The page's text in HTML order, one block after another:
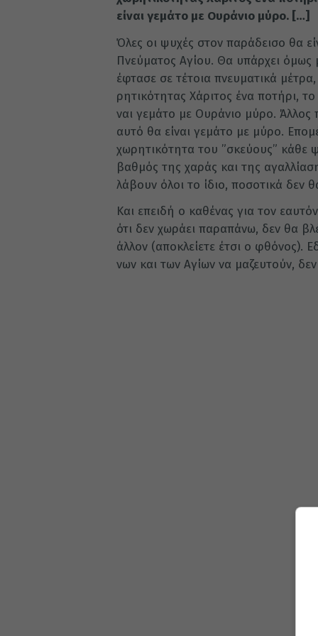
εί­ναι γε­μά­το με Ου­ρά­νιο μύρο. […]
Όλες οι ψυ­χές στον πα­ρά­δει­σο θα
Πνεύ­μα­τος Αγί­ου. Θα υπάρ­χει όμως
έφτα­σε σε τέ­τοια πνευ­μα­τι­κά
ρη­τι­κό­τη­τας Χά­ρι­τος ένα πο­τή­ρι,
ναι γε­μά­το με Ου­ρά­νιο μύρο. Άλ­λος
αυτό θα εί­ναι γε­μά­το με μύρο.
χω­ρη­τι­κό­τη­τα του ”σκεύ­ου­ς” κάθε
βαθ­μός της χα­ράς και της
λά­βουν όλοι το ίδιο, πο­σο­τι­κά δεν
Και επει­δή ο κα­θέ­νας για τον
ότι δεν χω­ρά­ει πα­ρα­πά­νω, δεν θα
άλ­λον (απο­κλεί­ε­τε έτσι ο
νων και των Αγί­ων να μα­ζευ­τούν,